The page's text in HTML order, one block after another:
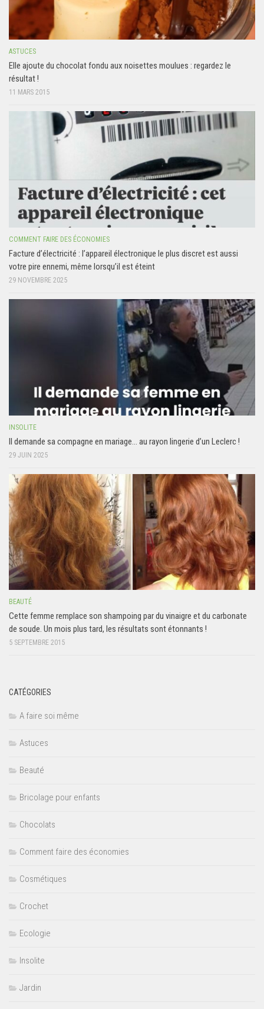
ASTUCES
Elle ajoute du chocolat fondu aux noisettes moulues : regardez le
résultat !
11 MARS 2015
COMMENT FAIRE DES ÉCONOMIES
Facture d’électricité : l’appareil électronique le plus discret est aussi
votre pire ennemi, même lorsqu’il est éteint
29 NOVEMBRE 2025
INSOLITE
Il demande sa compagne en mariage… au rayon lingerie d’un Leclerc !
29 JUIN 2025
BEAUTÉ
Cette femme remplace son shampoing par du vinaigre et du carbonate
de soude. Un mois plus tard, les résultats sont étonnants !
5 SEPTEMBRE 2015
CATÉGORIES
A faire soi même
Astuces
Beauté
Bricolage pour enfants
Chocolats
Comment faire des économies
Cosmétiques
Crochet
Ecologie
Insolite
Jardin